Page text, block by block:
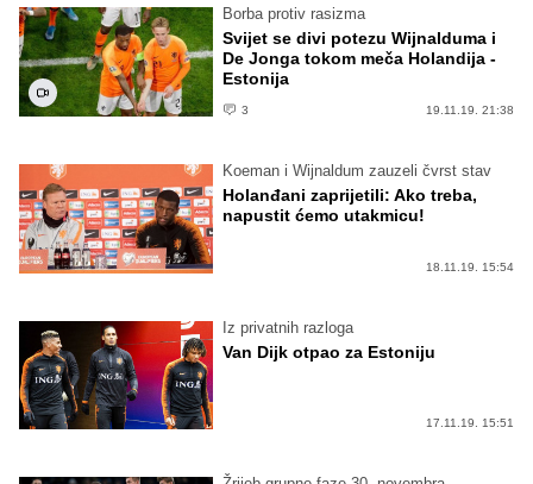
Borba protiv rasizma
Svijet se divi potezu Wijnalduma i
De Jonga tokom meča Holandija -
Estonija
3 19.11.19. 21:38
Koeman i Wijnaldum zauzeli čvrst stav
Holanđani zaprijetili: Ako treba,
napustit ćemo utakmicu!
18.11.19. 15:54
Iz privatnih razloga
Van Dijk otpao za Estoniju
17.11.19. 15:51